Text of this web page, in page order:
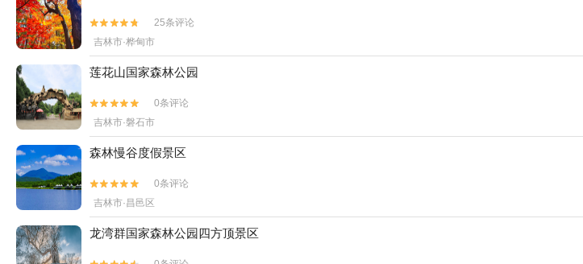


25条评论
吉林市·桦甸市
莲花山国家森林公园


0条评论
吉林市·磐石市
森林慢谷度假景区


0条评论
吉林市·昌邑区
龙湾群国家森林公园四方顶景区